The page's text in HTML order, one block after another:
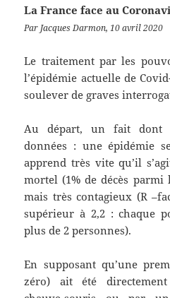
La France face au
Par Jacques Darmon, 10 avril 2020
Le traitement par les
l’épidémie actuelle de
soulever de graves
Au départ, un fait dont
données : une épidémie
apprend très vite qu’il
mortel (1% de décès parmi
mais très contagieux (R
supérieur à 2,2 : chaque
plus de 2 personnes).
En supposant qu’une
zéro) ait été